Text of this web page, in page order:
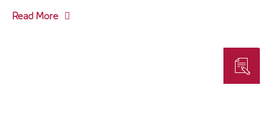
Read More